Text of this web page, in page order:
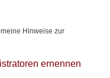
Hinweise zur
ernennen